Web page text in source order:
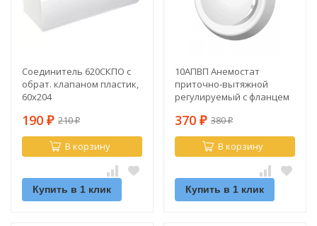
Соединитель 620СКПО с
обрат. клапаном пластик,
60х204
190 ₽ 210₽
В корзину
Купить в 1 клик
10АПВП Анемостат
приточно-вытяжной
регулируемый с фланцем
370 ₽ 380₽
В корзину
Купить в 1 клик